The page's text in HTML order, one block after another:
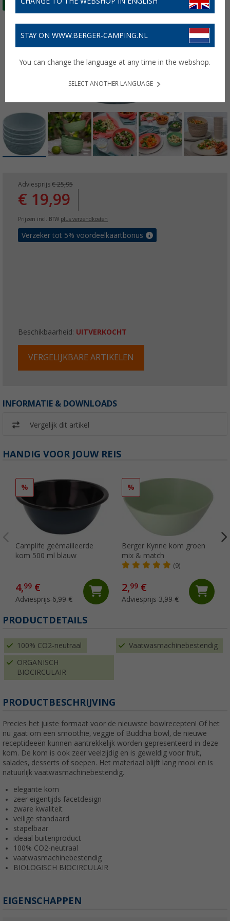
Adviesprijs € 25,95
€ 19,99
Prijzen incl. BTW plus verzendkosten
Verzeker tot 5% voordeelkaartbonus
Beschikbaarheid: UITVERKOCHT
VERGELIJKBARE ARTIKELEN
INFORMATIE & DOWNLOADS
Vergelijk dit artikel
HANDIG VOOR JOUW REIS
%
Camplife geëmailleerde
kom 500 ml blauw
4,99 €
Adviesprijs 6,99 €
%
Berger Kynne kom groen
mix & match
(9)
2,99€
Adviesprijs 3,99 €
PRODUCTDETAILS
100% CO2-neutraal Vaatwasmachinebestendig
ORGANISCH
BIOCIRCULAIR
PRODUCTBESCHRIJVING
Precies het juiste formaat voor de nieuwste bowlrecepten! Of het
nu gaat om een smoothie, veggie of Buddha bowl, de nieuwe
receptideeën kunnen aantrekkelijk worden gepresenteerd in deze
kom. De kom is ook zeer veelzijdig en is geweldig voor fruit,
salades, desserts of soepen. Het materiaal blijft lang mooi en is
natuurlijk vaatwasmachinebestendig.
elegante kom
zeer eigentijds facetdesign
zware kwaliteit
veilige standaard
stapelbaar
ideaal buitenproduct
100% CO2-neutraal
vaatwasmachinebestendig
BIOLOGISCH BIOCIRCULAIR
EIGENSCHAPPEN
STAY ON WWW.BERGER-CAMPING.NL
You can change the language at any time in the webshop.
SELECT ANOTHER LANGUAGE